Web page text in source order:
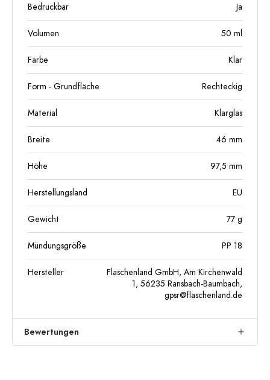
Bedruckbar Ja
Volumen 50 ml
Farbe Klar
Form - Grundfläche Rechteckig
Material Klarglas
Breite 46 mm
Höhe 97,5 mm
Herstellungsland EU
Gewicht 77 g
Mündungsgröße PP 18
Hersteller
Flaschenland GmbH, Am Kirchenwald
1, 56235 Ransbach-Baumbach,
gpsr@flaschenland.de
Bewertungen